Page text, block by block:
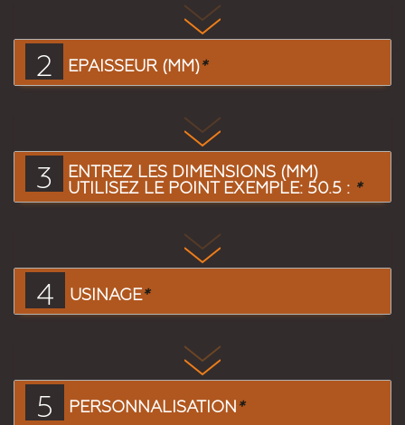
2 EPAISSEUR (MM)*
3
ENTREZ LES DIMENSIONS (MM)
UTILISEZ LE POINT EXEMPLE: 50.5 : *
4 USINAGE*
5 PERSONNALISATION*